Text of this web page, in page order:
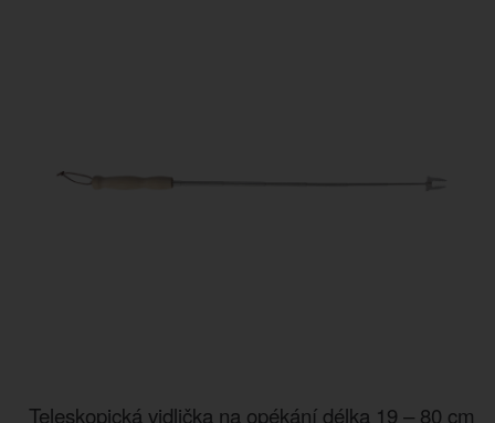
Teleskopická vidlička na opékání délka 19 – 80 cm